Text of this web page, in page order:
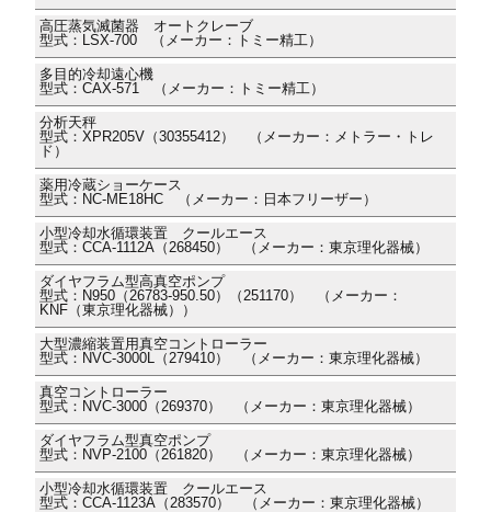
高圧蒸気滅菌器 オートクレーブ
型式：LSX-700 （メーカー：トミー精工）
多目的冷却遠心機
型式：CAX-571 （メーカー：トミー精工）
分析天秤
型式：XPR205V（30355412） （メーカー：メトラー・トレ
ド）
薬用冷蔵ショーケース
型式：NC-ME18HC （メーカー：日本フリーザー）
小型冷却水循環装置 クールエース
型式：CCA-1112A（268450） （メーカー：東京理化器械）
ダイヤフラム型高真空ポンプ
型式：N950（26783-950.50）（251170） （メーカー：
KNF（東京理化器械））
大型濃縮装置用真空コントローラー
型式：NVC-3000L（279410） （メーカー：東京理化器械）
真空コントローラー
型式：NVC-3000（269370） （メーカー：東京理化器械）
ダイヤフラム型真空ポンプ
型式：NVP-2100（261820） （メーカー：東京理化器械）
小型冷却水循環装置 クールエース
型式：CCA-1123A（283570） （メーカー：東京理化器械）